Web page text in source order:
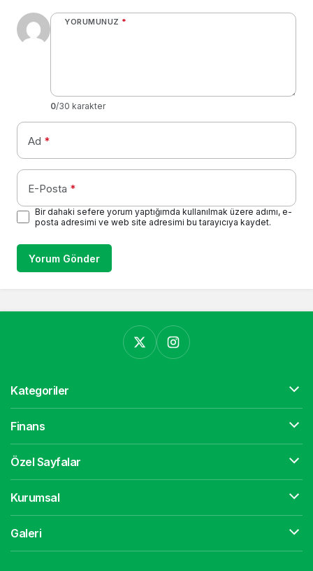
YORUMUNUZ *
0/30 karakter
Ad *
E-Posta *
Bir dahaki sefere yorum yaptığımda kullanılmak üzere adımı, e-
posta adresimi ve web site adresimi bu tarayıcıya kaydet.
Yorum Gönder
Kategoriler
Finans
Özel Sayfalar
Kurumsal
Galeri